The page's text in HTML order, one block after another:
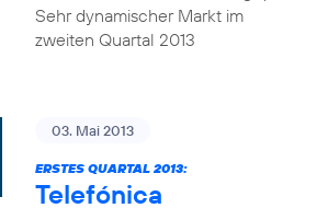
Sehr dynamischer Markt im
zweiten Quartal 2013
03. Mai 2013
ERSTES QUARTAL 2013:
Telefónica